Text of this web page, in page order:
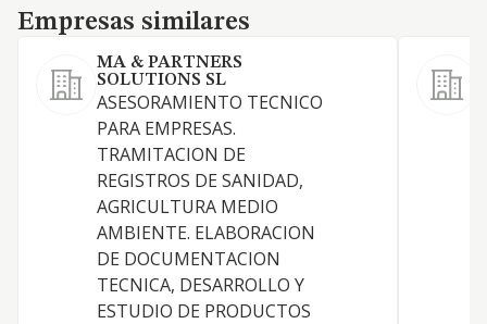
Empresas similares
Empresas similares
MA & PARTNERS
SOLUTIONS SL
ASESORAMIENTO TECNICO
PARA EMPRESAS.
TRAMITACION DE
REGISTROS DE SANIDAD,
AGRICULTURA MEDIO
AMBIENTE. ELABORACION
DE DOCUMENTACION
TECNICA, DESARROLLO Y
ESTUDIO DE PRODUCTOS